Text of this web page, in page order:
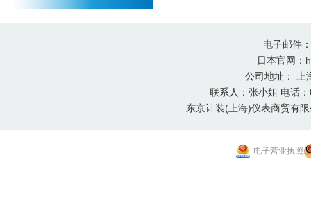
电子邮件
日本官网：
公司地址： 上
联系人：张小姐 电话
东京计装(上海)仪表商贸有
电子营业执照